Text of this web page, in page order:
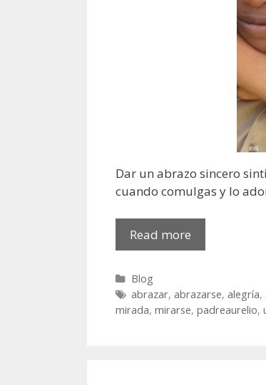
Dar un abrazo sincero
cuando comulgas y lo
Read more
fuerza
Categories
Blog
Tags
abrazar, abrazarse, alegría,
mirada, mirarse, padreaurelio,